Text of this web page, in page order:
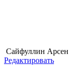
Сайфуллин Арсен
Редактировать